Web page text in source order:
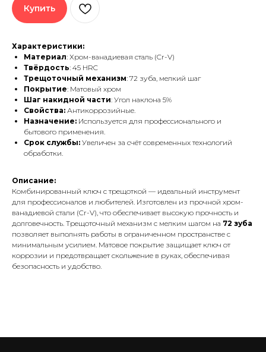
Купить
Характеристики:
Материал: Хром-ванадиевая сталь (Cr-V)
Твёрдость: 45 HRC
Трещоточный механизм: 72 зуба, мелкий шаг
Покрытие: Матовый хром
Шаг накидной части: Угол наклона 5%
Свойства: Антикоррозийные.
Назначение: Используется для профессионального и
бытового применения.
Срок службы: Увеличен за счёт современных технологий
обработки.
Описание:
Комбинированный ключ с трещоткой — идеальный инструмент
для профессионалов и любителей. Изготовлен из прочной хром-
ванадиевой стали (Cr-V), что обеспечивает высокую прочность и
долговечность. Трещоточный механизм с мелким шагом на 72 зуба
позволяет выполнять работы в ограниченном пространстве с
минимальным усилием. Матовое покрытие защищает ключ от
коррозии и предотвращает скольжение в руках, обеспечивая
безопасность и удобство.